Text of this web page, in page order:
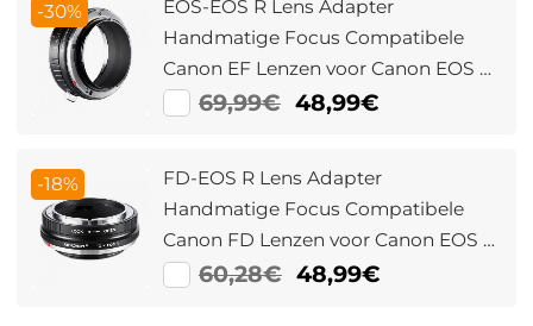
-30%
EOS-EOS R Lens Adapter
Handmatige Focus Compatibele
Canon EF Lenzen voor Canon EOS R
Camera Lichaam
69,99€ 48,99€
-18%
FD-EOS R Lens Adapter
Handmatige Focus Compatibele
Canon FD Lenzen voor Canon EOS R
Camera Lichaam
60,28€ 48,99€